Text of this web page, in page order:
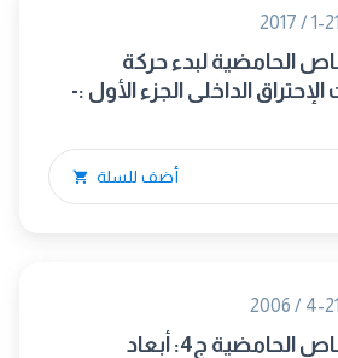
الحامضية لبدء حركة
المحركات ذات الإحتراق الداخلى الجزء الأول :-
الأختبار
أضف للسلة
بطاريات الرصاص الحامضية ج4: أبعاد